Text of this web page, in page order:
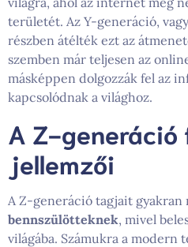
területét. Az Y-generáció,
részben átélték ezt az
szemben már teljesen az
másképpen dolgozzák fel az
kapcsolódnak a világhoz.
A Z-generáció
jellemzői
A Z-generáció tagjait gyakran
bennszülötteknek, mivel
világába. Számukra a modern